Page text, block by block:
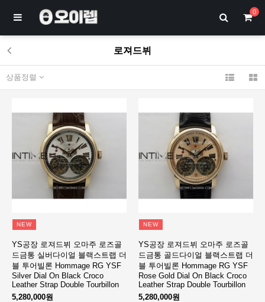
0
로져드뷔
상품정렬
NEW
YS공장 로져드뷔 오마주 로즈골
드금통 실버다이얼 블랙스트랩 더
블 투어빌론 Hommage RG YSF
Silver Dial On Black Croco
Leather Strap Double Tourbillon
5,280,000원
NEW
YS공장 로져드뷔 오마주 로즈골
드금통 골드다이얼 블랙스트랩 더
블 투어빌론 Hommage RG YSF
Rose Gold Dial On Black Croco
Leather Strap Double Tourbillon
5,280,000원